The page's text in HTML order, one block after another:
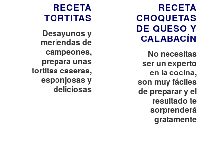
RECETA
TORTITAS
Desayunos y
meriendas de
campeones,
prepara unas
tortitas caseras,
esponjosas y
deliciosas
RECETA
CROQUETAS
DE QUESO Y
CALABACÍN
No necesitas
ser un experto
en la cocina,
son muy fáciles
de preparar y el
resultado te
sorprenderá
gratamente